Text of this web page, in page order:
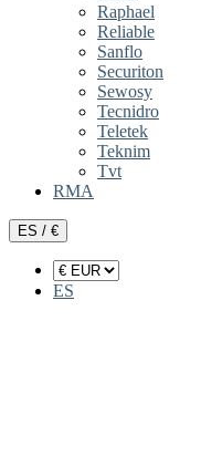
Raphael
Reliable
Sanflo
Securiton
Sewosy
Tecnidro
Teletek
Teknim
Tvt
RMA
ES / €
ES